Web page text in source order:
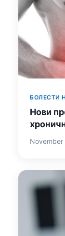
БОЛЕСТИ
Нови
November